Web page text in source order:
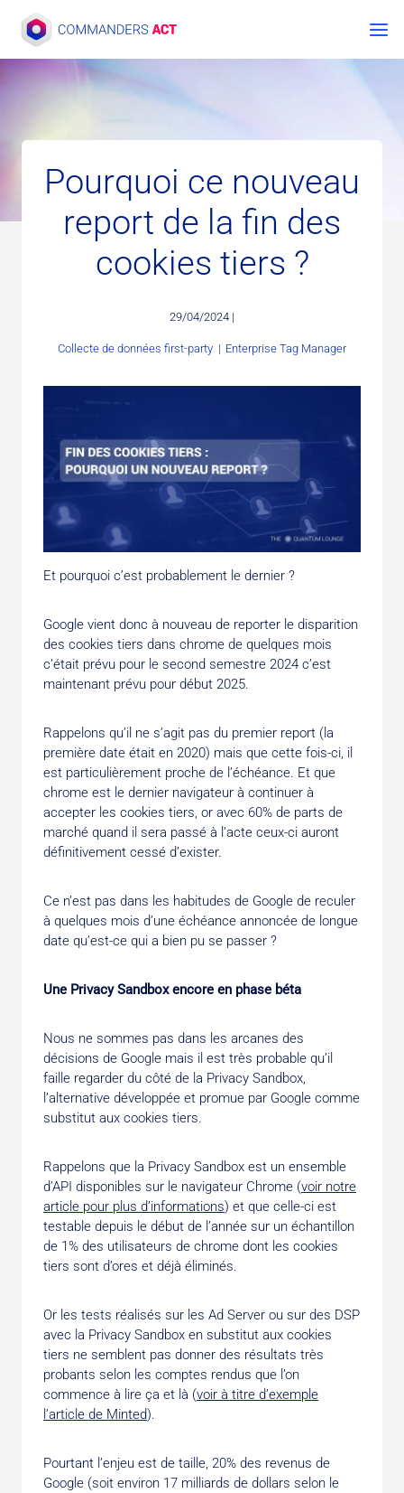
contenu
Pourquoi ce nouveau
report de la fin des
cookies tiers ?
29/04/2024 |
Collecte de données first-party | Enterprise Tag Manager
Et pourquoi c’est probablement le dernier ?
Google vient donc à nouveau de reporter le disparition
des cookies tiers dans chrome de quelques mois
c’était prévu pour le second semestre 2024 c’est
maintenant prévu pour début 2025.
Rappelons qu’il ne s’agit pas du premier report (la
première date était en 2020) mais que cette fois-ci, il
est particulièrement proche de l’échéance. Et que
chrome est le dernier navigateur à continuer à
accepter les cookies tiers, or avec 60% de parts de
marché quand il sera passé à l’acte ceux-ci auront
définitivement cessé d’exister.
Ce n’est pas dans les habitudes de Google de reculer
à quelques mois d’une échéance annoncée de longue
date qu’est-ce qui a bien pu se passer ?
Une Privacy Sandbox encore en phase béta
Nous ne sommes pas dans les arcanes des
décisions de Google mais il est très probable qu’il
faille regarder du côté de la Privacy Sandbox,
l’alternative développée et promue par Google comme
substitut aux cookies tiers.
Rappelons que la Privacy Sandbox est un ensemble
d’API disponibles sur le navigateur Chrome (voir notre
article pour plus d’informations) et que celle-ci est
testable depuis le début de l’année sur un échantillon
de 1% des utilisateurs de chrome dont les cookies
tiers sont d’ores et déjà éliminés.
Or les tests réalisés sur les Ad Server ou sur des DSP
avec la Privacy Sandbox en substitut aux cookies
tiers ne semblent pas donner des résultats très
probants selon les comptes rendus que l’on
commence à lire ça et là (voir à titre d’exemple
l’article de Minted).
Pourtant l’enjeu est de taille, 20% des revenus de
Google (soit environ 17 milliards de dollars selon le